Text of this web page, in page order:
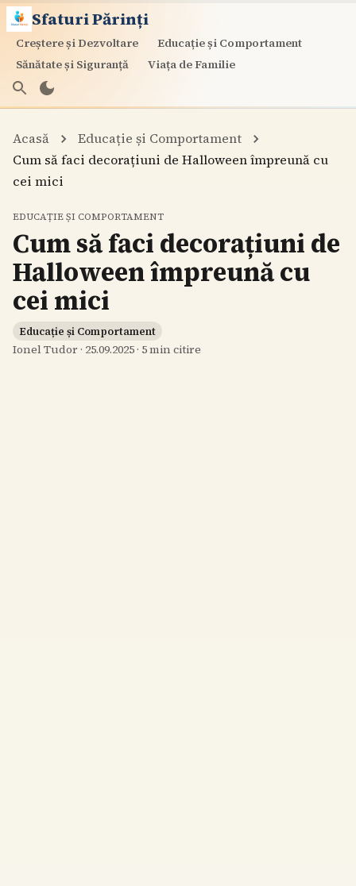
Sfaturi Părinți
Creștere și Dezvoltare
Educație și Comportament
Sănătate și Siguranță
Viața de Familie
Acasă
Educație și Comportament
Cum să faci decorațiuni de Halloween împreună cu
cei mici
EDUCAȚIE ȘI COMPORTAMENT
Cum să faci decorațiuni de
Halloween împreună cu
cei mici
Educație și Comportament
Ionel Tudor · 25.09.2025 · 5min citire